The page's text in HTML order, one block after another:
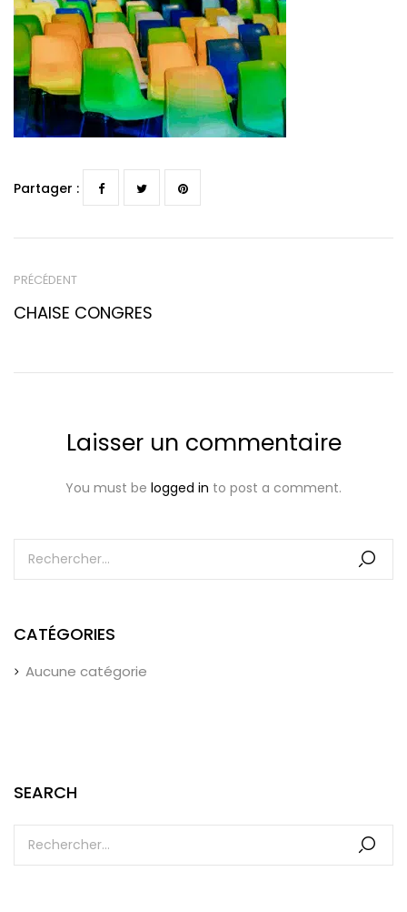
CATÉGORIES
Aucune catégorie
SEARCH
Partager :
PRÉCÉDENT
CHAISE CONGRES
Laisser un commentaire
You must be logged in to post a comment.